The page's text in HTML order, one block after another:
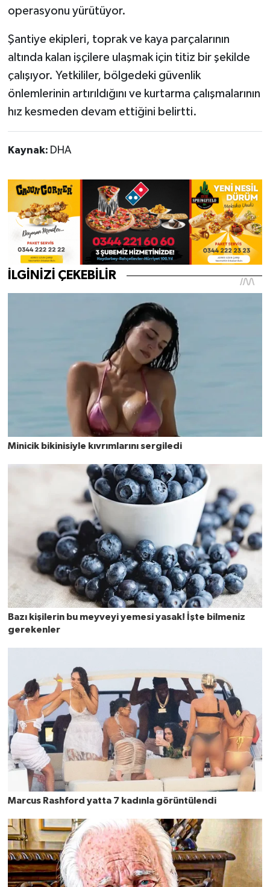
operasyonu yürütüyor.
Şantiye ekipleri, toprak ve kaya parçalarının
altında kalan işçilere ulaşmak için titiz bir şekilde
çalışıyor. Yetkililer, bölgedeki güvenlik
önlemlerinin artırıldığını ve kurtarma çalışmalarının
hız kesmeden devam ettiğini belirtti.
Kaynak: DHA